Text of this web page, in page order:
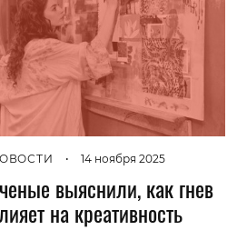
• 14 ноября 2025
выяснили, как гнев
на креативность